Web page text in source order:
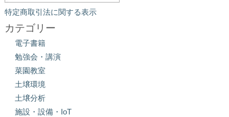
特定商取引法に関する表示
カテゴリー
電子書籍
勉強会・講演
菜園教室
土壌環境
土壌分析
施設・設備・IoT